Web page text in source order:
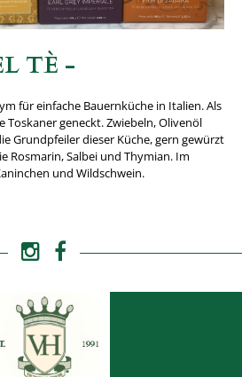
TÈ -
für einfache Bauernküche in Italien. Als
Toskaner geneckt. Zwiebeln, Olivenöl
Grundpfeiler dieser Küche, gern gewürzt
Rosmarin, Salbei und Thymian. Im
und Wildschwein.